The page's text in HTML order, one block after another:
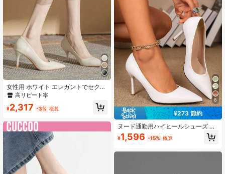
女性用 ホワイト エレガントでセクシ
ーな多用途尖った先端ハイヒール、
ガント
高リピート率
¥2,317 -3% 概算
8
¥273 節約
ヌード通勤用ハイヒールシューズ レ
ディース、セクシーなポインテッド
トゥ スティレットヒール、エレガン
¥1,596 -15% 概算